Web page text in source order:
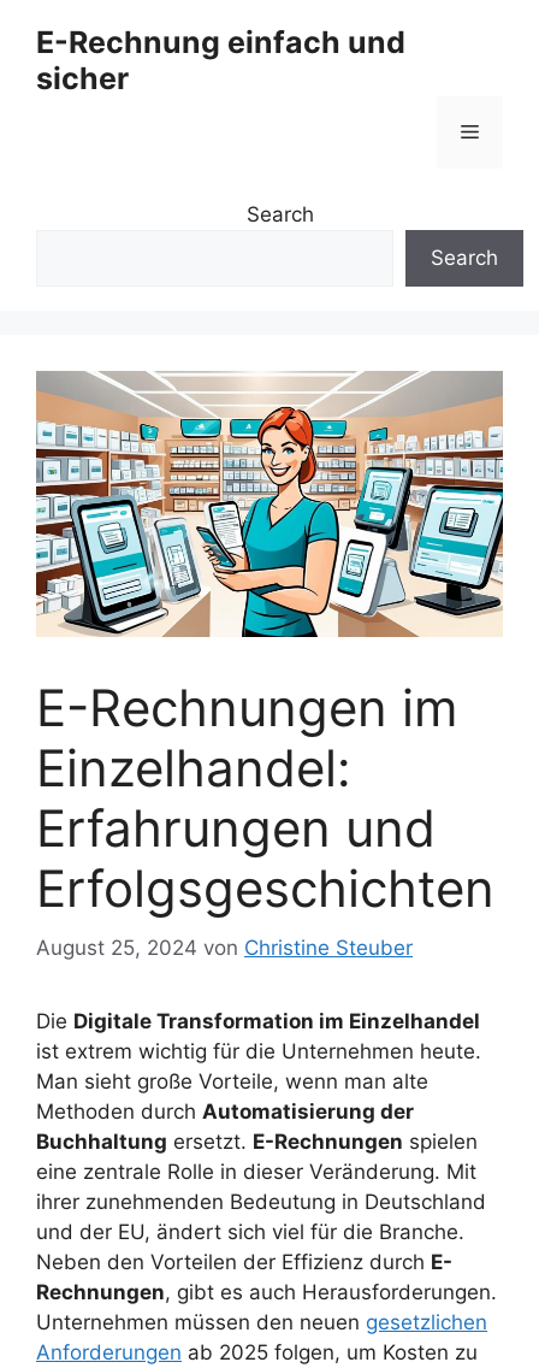
Inhalt
springen
E-Rechnung einfach und
sicher
Menü
Search
Search
E-Rechnungen im
Einzelhandel:
Erfahrungen und
Erfolgsgeschichten
August 25, 2024 von Christine Steuber
Die Digitale Transformation im Einzelhandel
ist extrem wichtig für die Unternehmen heute.
Man sieht große Vorteile, wenn man alte
Methoden durch Automatisierung der
Buchhaltung ersetzt. E-Rechnungen spielen
eine zentrale Rolle in dieser Veränderung. Mit
ihrer zunehmenden Bedeutung in Deutschland
und der EU, ändert sich viel für die Branche.
Neben den Vorteilen der Effizienz durch E-
Rechnungen, gibt es auch Herausforderungen.
Unternehmen müssen den neuen gesetzlichen
Anforderungen ab 2025 folgen, um Kosten zu